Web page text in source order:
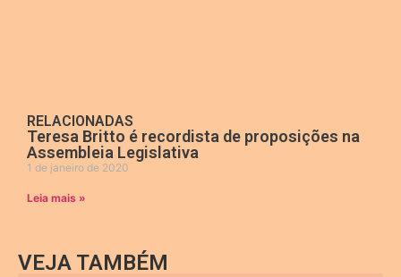
RELACIONADAS
Teresa Britto é recordista de proposições na
Assembleia Legislativa
1 de janeiro de 2020
Leia mais »
VEJA TAMBÉM